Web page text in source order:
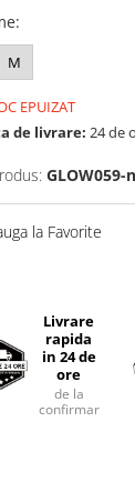
:
M
EPUIZAT
de livrare: 24 de
GLOW059-
la Favorite
Livrare
rapida
in 24 de
ore
de la
confirmarea